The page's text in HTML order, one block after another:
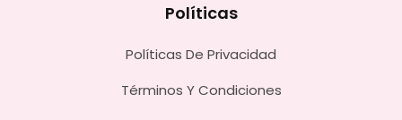
Políticas
Políticas De Privacidad
Términos Y Condiciones